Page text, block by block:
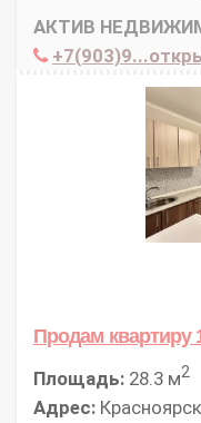
АКТИВ
Продам квартиру
Площадь: 28.3 м2
Адрес: